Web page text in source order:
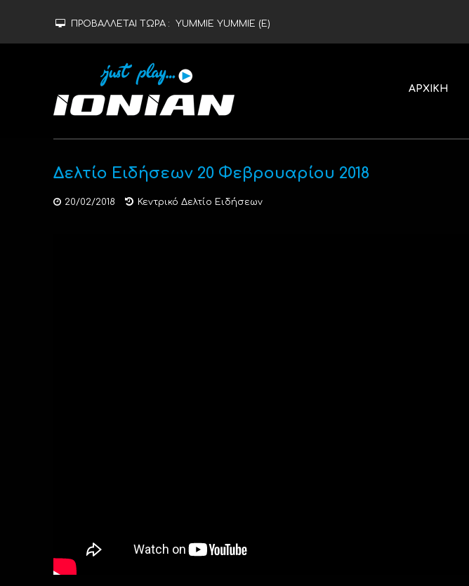
ΠΡΟΒΑΛΛΕΤΑΙ ΤΩΡΑ : YUMMIE YUMMIE (Ε)
ΑΡΧΙΚΗ
Δελτίο Ειδήσεων 20 Φεβρουαρίου 2018
20/02/2018 Κεντρικό Δελτίο Ειδήσεων